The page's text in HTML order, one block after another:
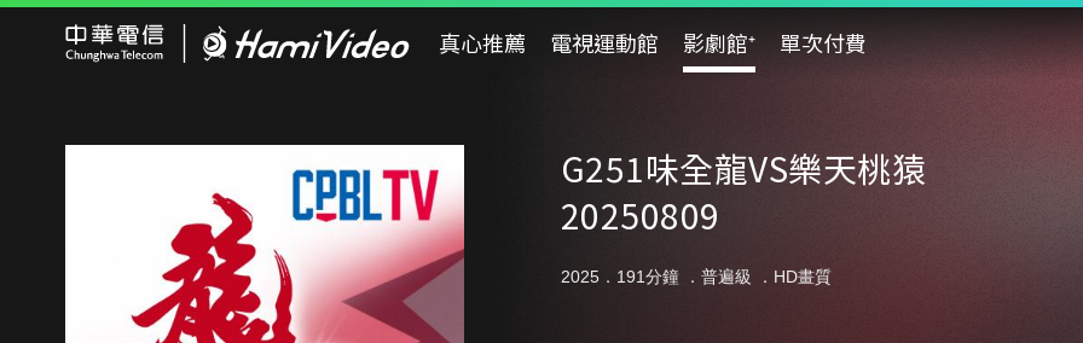
真心推薦 電視運動館 影劇館⁺ 單次付費
G251味全龍VS樂天桃猿
20250809
2025．191分鐘 ． 普遍級 ．HD畫質